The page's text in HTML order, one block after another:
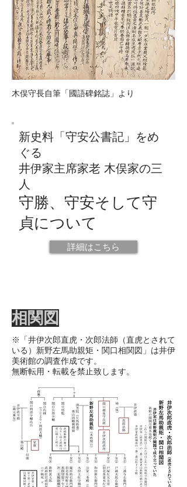
木俣守長自筆「國語碑銘誌」より
新史料「守安公書記」をめ
ぐる
井伊家主席家老 木俣家の三
人
守勝、守安そして守
貞について
詳細はこちら
​相関図
※「井伊次郎直虎・次郎法師（直虎とされて
いる）新野左馬助親矩・関口相関図」は井伊
美術館の調査作成です。
無断転用・転載を禁止致します。